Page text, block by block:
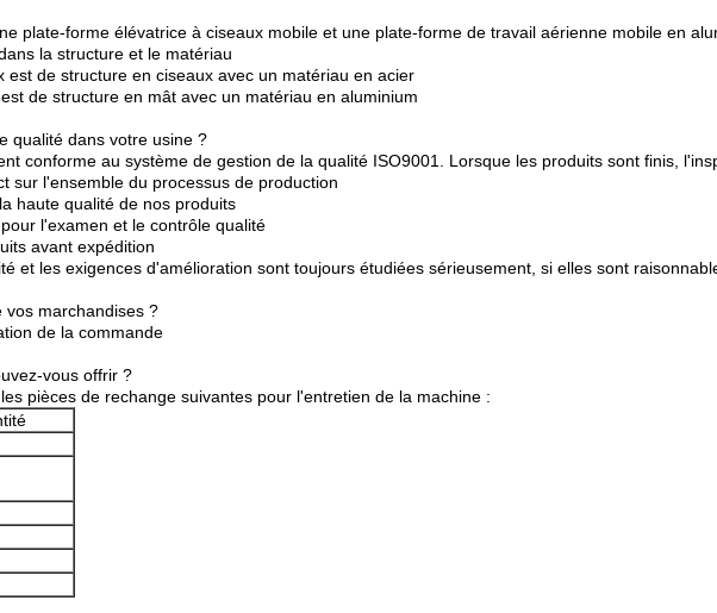
plate-forme élévatrice à ciseaux mobile et une plate-forme de travail aérienne mobile en
la structure et le matériau
est de structure en ciseaux avec un matériau en acier
de structure en mât avec un matériau en aluminium
qualité dans votre usine ?
conforme au système de gestion de la qualité ISO9001. Lorsque les produits sont finis,
sur l'ensemble du processus de production
haute qualité de nos produits
l'examen et le contrôle qualité
avant expédition
et les exigences d'amélioration sont toujours étudiées sérieusement, si elles sont
vos marchandises ?
de la commande
vous offrir ?
pièces de rechange suivantes pour l'entretien de la machine :